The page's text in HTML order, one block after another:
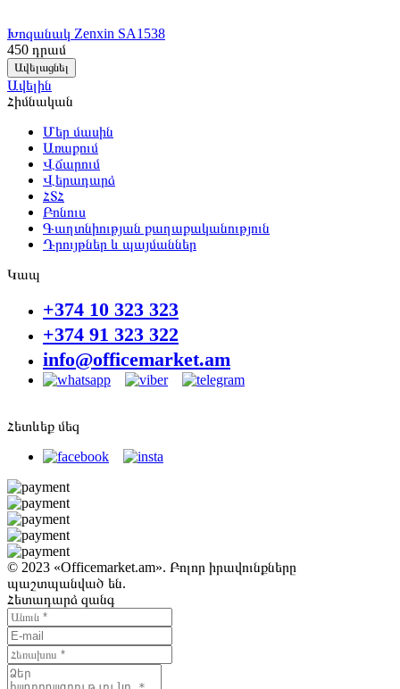
Խոզանակ Zenxin SA1538
450 դրամ
Ավելացնել
Ավելին
Հիմնական
Մեր մասին
Առաքում
Վճարում
Վերադարձ
ՀՏՀ
Բոնուս
Գաղտնիության քաղաքականություն
Դրույթներ և պայմաններ
Կապ
+374 10 323 323
+374 91 323 322
info@officemarket.am
Հետևեք մեզ
© 2023 «Officemarket.am». Բոլոր իրավունքները
պաշտպանված են.
Հետադարձ զանգ